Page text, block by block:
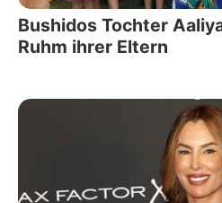
Bushidos Tochter
Ruhm ihrer Eltern